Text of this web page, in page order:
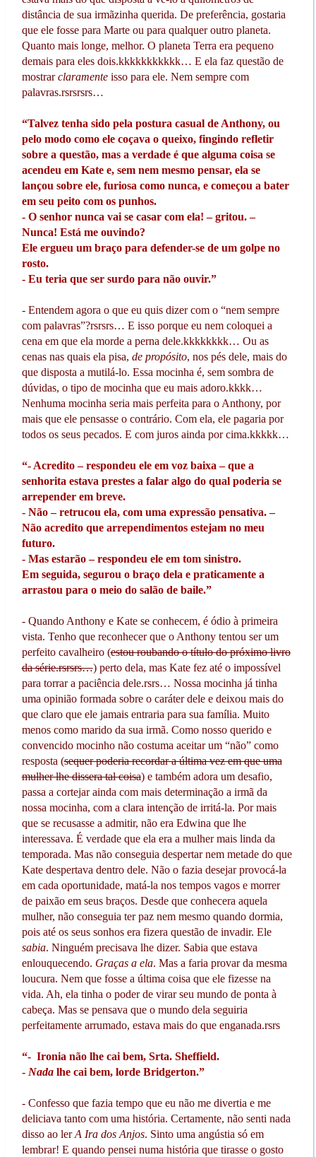
distância de sua irmãzinha querida. De preferência, gostaria
que ele fosse para Marte ou para qualquer outro planeta.
Quanto mais longe, melhor. O planeta Terra era pequeno
demais para eles dois.kkkkkkkkkkk… E ela faz questão de
mostrarclaramenteisso para ele. Nem sempre com
palavras.rsrsrsrs…
“Talvez tenha sido pela postura casual de Anthony, ou
pelo modo como ele coçava o queixo, fingindo refletir
sobre a questão, mas a verdade é que alguma coisa se
acendeu em Kate e, sem nem mesmo pensar, ela se
lançou sobre ele, furiosa como nunca, e começou a bater
em seu peito com os punhos.
- O senhor nunca vai se casar com ela! – gritou. –
Nunca! Está me ouvindo?
Ele ergueu um braço para defender-se de um golpe no
rosto.
- Eu teria que ser surdo para não ouvir.”
- Entendem agora o que eu quis dizer com o “nem sempre
com palavras”?rsrsrs… E isso porque eu nem coloquei a
cena em que ela morde a perna dele.kkkkkkkk… Ou as
cenas nas quais ela pisa, de propósito, nos pés dele, mais do
que disposta a mutilá-lo. Essa mocinha é, sem sombra de
dúvidas, o tipo de mocinha que eu mais adoro.kkkk…
Nenhuma mocinha seria mais perfeita para o Anthony, por
mais que ele pensasse o contrário. Com ela, ele pagaria por
todos os seus pecados. E com juros ainda por cima.kkkkk…
“- Acredito – respondeu ele em voz baixa – que a
senhorita estava prestes a falar algo do qual poderia se
arrepender em breve.
- Não – retrucou ela, com uma expressão pensativa. –
Não acredito que arrependimentos estejam no meu
futuro.
- Mas estarão – respondeu ele em tom sinistro.
Em seguida, segurou o braço dela e praticamente a
arrastou para o meio do salão de baile.”
- Quando Anthony e Kate se conhecem, é ódio à primeira
vista. Tenho que reconhecer que o Anthony tentou ser um
perfeito cavalheiro (estou roubando o título do próximo livro
da série.rsrsrs…) perto dela, mas Kate fez até o impossível
para torrar a paciência dele.rsrs… Nossa mocinha já tinha
uma opinião formada sobre o caráter dele e deixou mais do
que claro que ele jamais entraria para sua família. Muito
menos como marido da sua irmã. Como nosso querido e
convencido mocinho não costuma aceitar um “não” como
resposta (sequer poderia recordar a última vez em que uma
mulher lhe dissera tal coisa) e também adora um desafio,
passa a cortejar ainda com mais determinação a irmã da
nossa mocinha, com a clara intenção de irritá-la. Por mais
que se recusasse a admitir, não era Edwina que lhe
interessava. É verdade que ela era a mulher mais linda da
temporada. Mas não conseguia despertar nem metade do que
Kate despertava dentro dele. Não o fazia desejar provocá-la
em cada oportunidade, matá-la nos tempos vagos e morrer
de paixão em seus braços. Desde que conhecera aquela
mulher, não conseguia ter paz nem mesmo quando dormia,
pois até os seus sonhos era fizera questão de invadir. Ele
sabia. Ninguém precisava lhe dizer. Sabia que estava
enlouquecendo. Graças a ela. Mas a faria provar da mesma
loucura. Nem que fosse a última coisa que ele fizesse na
vida. Ah, ela tinha o poder de virar seu mundo de ponta à
cabeça. Mas se pensava que o mundo dela seguiria
perfeitamente arrumado, estava mais do que enganada.rsrs
“- Ironia não lhe cai bem, Srta. Sheffield.
- Nadalhe cai bem, lorde Bridgerton.”
- Confesso que fazia tempo que eu não me divertia e me
deliciava tanto com uma história. Certamente, não senti nada
disso ao lerA Ira dos Anjos. Sinto uma angústia só em
lembrar! E quando pensei numa história que tirasse o gosto